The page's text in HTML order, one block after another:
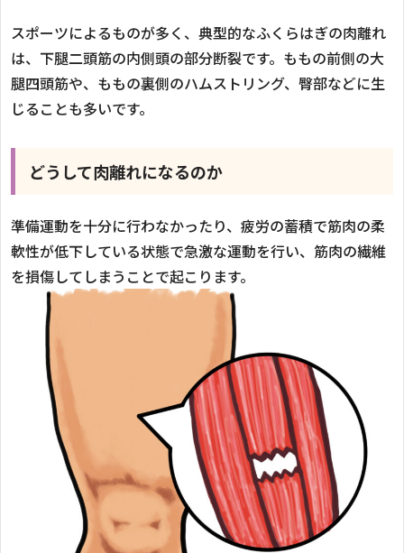
スポーツによるものが多く、典型的なふくらはぎの肉離れ
は、下腿二頭筋の内側頭の部分断裂です。ももの前側の大
腿四頭筋や、ももの裏側のハムストリング、臀部などに生
じることも多いです。
どうして肉離れになるのか
準備運動を十分に行わなかったり、疲労の蓄積で筋肉の柔
軟性が低下している状態で急激な運動を行い、筋肉の繊維
を損傷してしまうことで起こります。